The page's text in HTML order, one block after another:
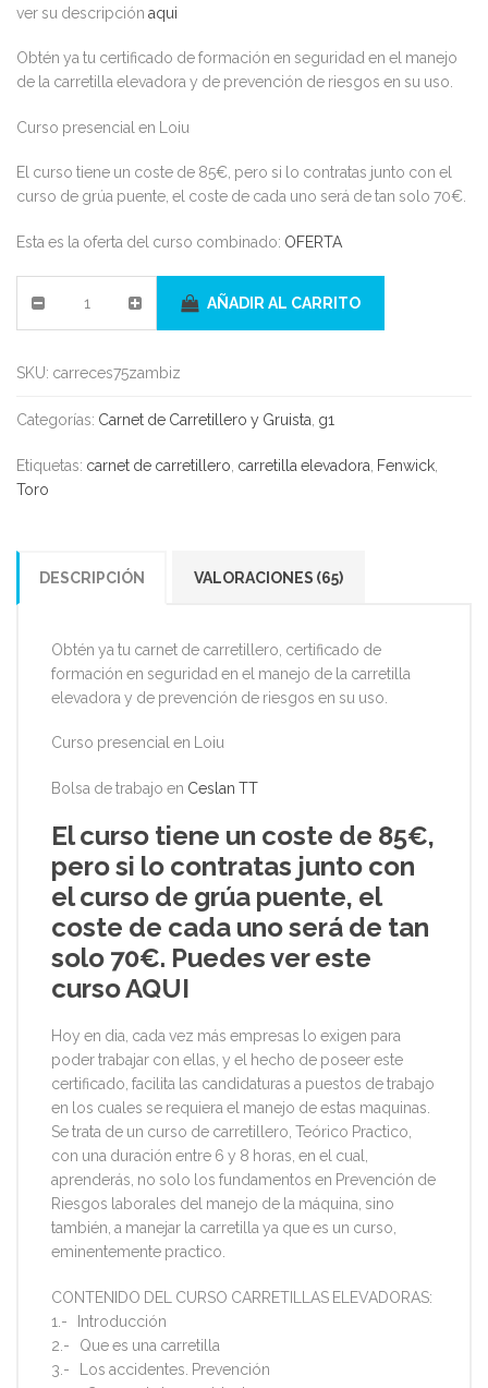
ver su descripción aqui
Obtén ya tu certificado de formación en seguridad en el manejo
de la carretilla elevadora y de prevención de riesgos en su uso.
Curso presencial en Loiu
El curso tiene un coste de 85€, pero si lo contratas junto con el
curso de grúa puente, el coste de cada uno será de tan solo 70€.
Esta es la oferta del curso combinado: OFERTA
AÑADIR AL CARRITO
SKU: carreces75zambiz
Categorías: Carnet de Carretillero y Gruista g1
Etiquetas: carnet de carretillero carretilla elevadora Fenwick
Toro
DESCRIPCIÓN VALORACIONES (65)
Obtén ya tu carnet de carretillero, certificado de
formación en seguridad en el manejo de la carretilla
elevadora y de prevención de riesgos en su uso.
Curso presencial en Loiu
Bolsa de trabajo en Ceslan TT
El curso tiene un coste de 85€,
pero si lo contratas junto con
el curso de grúa puente, el
coste de cada uno será de tan
solo 70€. Puedes ver este
curso AQUI
Hoy en dia, cada vez más empresas lo exigen para
poder trabajar con ellas, y el hecho de poseer este
certificado, facilita las candidaturas a puestos de trabajo
en los cuales se requiera el manejo de estas maquinas.
Se trata de un curso de carretillero, Teórico Practico,
con una duración entre 6 y 8 horas, en el cual,
aprenderás, no solo los fundamentos en Prevención de
Riesgos laborales del manejo de la máquina, sino
también, a manejar la carretilla ya que es un curso,
eminentemente practico.
CONTENIDO DEL CURSO CARRETILLAS ELEVADORAS:
1.- Introducción
2.- Que es una carretilla
3.- Los accidentes. Prevención